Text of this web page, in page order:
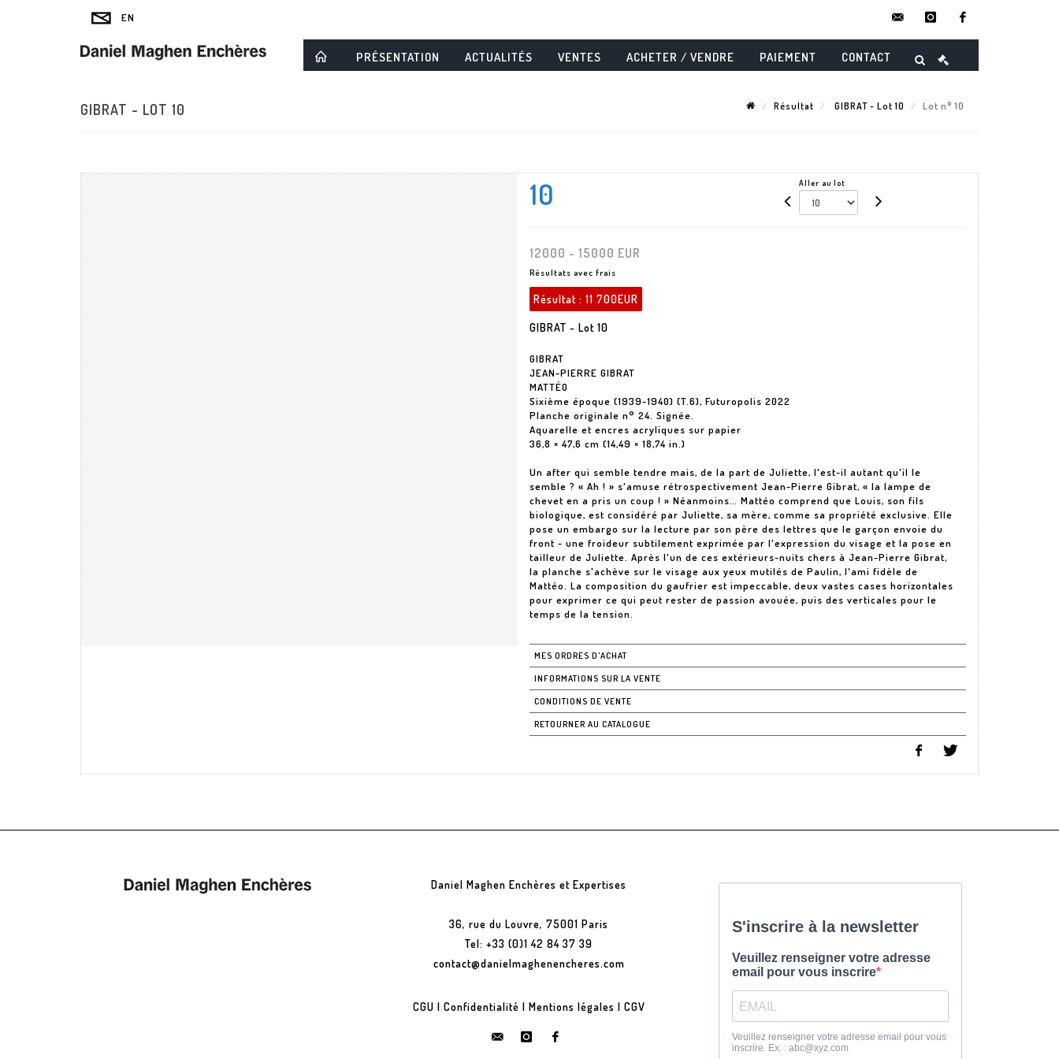
instagram
PRÉSENTATION ACTUALITÉS VENTES ACHETER / VENDRE PAIEMENT CONTACT
GIBRAT - LOT 10 Résultat GIBRAT - Lot 10 Lot n° 10
10 Aller au lot
12000 - 15000 EUR
Résultats avec frais
Résultat : 11 700EUR
GIBRAT - Lot 10
GIBRAT
JEAN-PIERRE GIBRAT
MATTÉO
Sixième époque (1939-1940) (T.6), Futuropolis 2022
Planche originale n° 24. Signée.
Aquarelle et encres acryliques sur papier
36,8 × 47,6 cm (14,49 × 18,74 in.)
Un after qui semble tendre mais, de la part de Juliette, l'est-il autant qu'il le
semble ? « Ah ! » s'amuse rétrospectivement Jean-Pierre Gibrat, « la lampe de
chevet en a pris un coup ! » Néanmoins… Mattéo comprend que Louis, son fils
biologique, est considéré par Juliette, sa mère, comme sa propriété exclusive. Elle
pose un embargo sur la lecture par son père des lettres que le garçon envoie du
front - une froideur subtilement exprimée par l'expression du visage et la pose en
tailleur de Juliette. Après l'un de ces extérieurs-nuits chers à Jean-Pierre Gibrat,
la planche s'achève sur le visage aux yeux mutilés de Paulin, l'ami fidèle de
Mattéo. La composition du gaufrier est impeccable, deux vastes cases horizontales
pour exprimer ce qui peut rester de passion avouée, puis des verticales pour le
temps de la tension.
MES ORDRES D'ACHAT
INFORMATIONS SUR LA VENTE
CONDITIONS DE VENTE
RETOURNER AU CATALOGUE
Daniel Maghen Enchères et Expertises
36, rue du Louvre, 75001 Paris
Tel: +33 (0)1 42 84 37 39
contact@danielmaghenencheres.com
CGU | Confidentialité | Mentions légales | CGV